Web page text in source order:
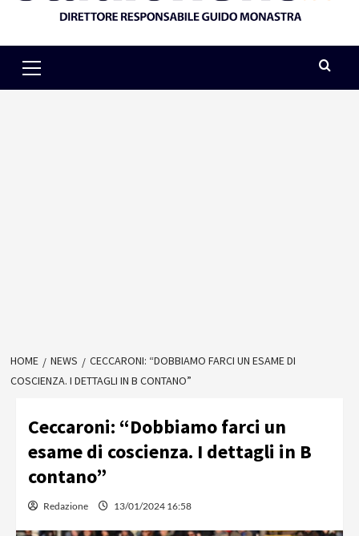
Menu
HOME NEWS
CECCARONI: “DOBBIAMO FARCI UN ESAME DI
COSCIENZA. I DETTAGLI IN B CONTANO”
Ceccaroni: “Dobbiamo farci un
esame di coscienza. I dettagli in B
contano”
Redazione 13/01/2024 16:58